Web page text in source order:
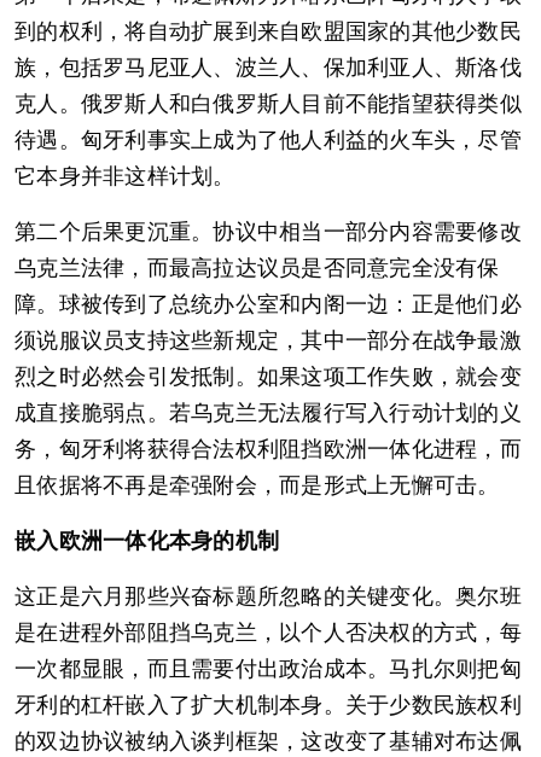
到的权利，将自动扩展到来自欧盟国家的其他少数民
族，包括罗马尼亚人、波兰人、保加利亚人、斯洛伐
克人。俄罗斯人和白俄罗斯人目前不能指望获得类似
待遇。匈牙利事实上成为了他人利益的火车头，尽管
它本身并非这样计划。
第二个后果更沉重。协议中相当一部分内容需要修改
乌克兰法律，而最高拉达议员是否同意完全没有保
障。球被传到了总统办公室和内阁一边：正是他们必
须说服议员支持这些新规定，其中一部分在战争最激
烈之时必然会引发抵制。如果这项工作失败，就会变
成直接脆弱点。若乌克兰无法履行写入行动计划的义
务，匈牙利将获得合法权利阻挡欧洲一体化进程，而
且依据将不再是牵强附会，而是形式上无懈可击。
嵌入欧洲一体化本身的机制
这正是六月那些兴奋标题所忽略的关键变化。奥尔班
是在进程外部阻挡乌克兰，以个人否决权的方式，每
一次都显眼，而且需要付出政治成本。马扎尔则把匈
牙利的杠杆嵌入了扩大机制本身。关于少数民族权利
的双边协议被纳入谈判框架，这改变了基辅对布达佩